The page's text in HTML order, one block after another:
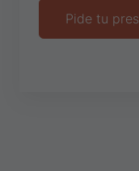
Pide tu